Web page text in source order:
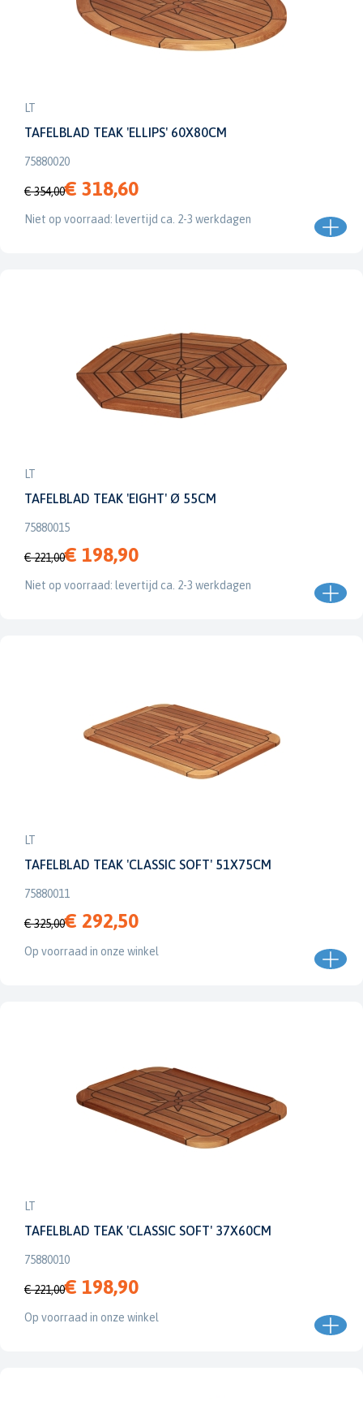
LT
TAFELBLAD TEAK 'ELLIPS' 60X80CM
75880020
€ 354,00€ 318,60
Niet op voorraad: levertijd ca. 2-3 werkdagen
LT
TAFELBLAD TEAK 'EIGHT' Ø 55CM
75880015
€ 221,00€ 198,90
Niet op voorraad: levertijd ca. 2-3 werkdagen
LT
TAFELBLAD TEAK 'CLASSIC SOFT' 51X75CM
75880011
€ 325,00€ 292,50
Op voorraad in onze winkel
LT
TAFELBLAD TEAK 'CLASSIC SOFT' 37X60CM
75880010
€ 221,00€ 198,90
Op voorraad in onze winkel